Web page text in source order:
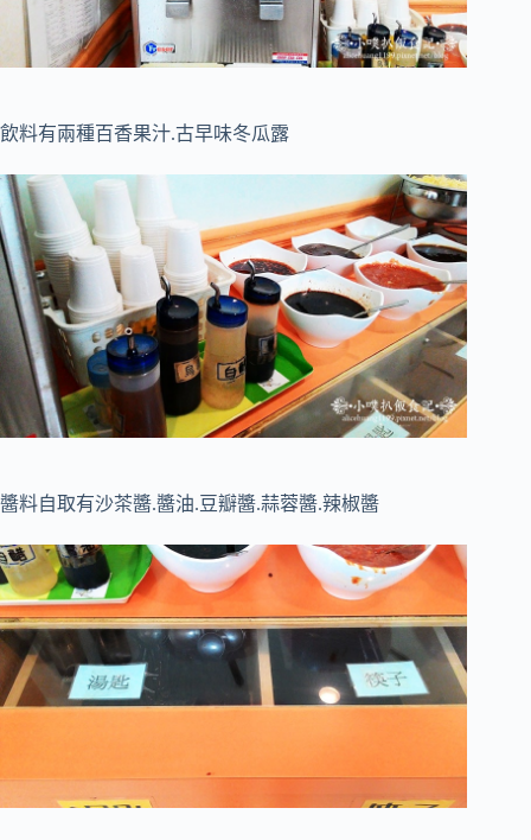
飲料有兩種百香果汁.古早味冬瓜露
醬料自取有沙茶醬.醬油.豆瓣醬.蒜蓉醬.辣椒醬